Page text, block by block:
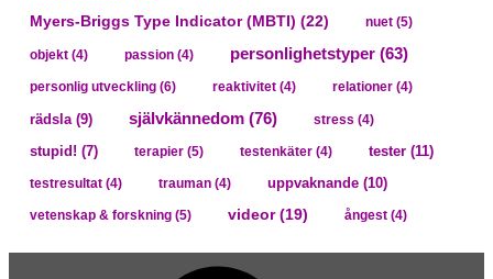
Myers-Briggs Type Indicator (MBTI) (22) nuet (5)
objekt (4) passion (4) personlighetstyper (63)
personlig utveckling (6) reaktivitet (4) relationer (4)
rädsla(9) självkännedom (76) stress (4)
stupid! (7) terapier (5) testenkäter (4) tester (11)
testresultat (4) trauman (4) uppvaknande (10)
vetenskap & forskning (5) videor(19) ångest (4)